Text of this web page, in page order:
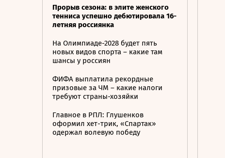
Прорыв сезона: в элите женского
тенниса успешно дебютировала 16-
летняя россиянка
На Олимпиаде-2028 будет пять
новых видов спорта – какие там
шансы у россиян
ФИФА выплатила рекордные
призовые за ЧМ – какие налоги
требуют страны-хозяйки
Главное в РПЛ: Глушенков
оформил хет-трик, «Спартак»
одержал волевую победу